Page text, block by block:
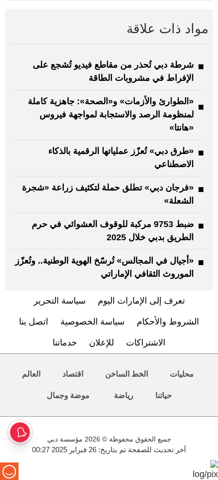
مواد ذات علاقة
شرطة دبي تُحذر من مقاطع فيديو تُشجع على
الإفراط في مشروبات الطاقة
«الطوارئ والأزمات» و«الصحة»: جاهزية كاملة
لمنظومة الرصد والاستجابة لمواجهة فيروس
«هانتا»
«طرق دبي» تُعزّز عملياتها الرقمية بالذكاء
الاصطناعي
«فرجان دبي» تطلق حملة لتكثيف زراعة «شجرة
الشعلة»
ضبط 9753 مركبة للوقوف العشوائي في حرم
الطريق بدبي خلال 2025
«أجيال في المجالس» تُرسّخ الهوية الوطنية.. وتُعزّز
الموروث الثقافي الإماراتي
تعرف إلى الإمارات اليوم سياسة التحرير
الشروط والأحكام سياسة الخصوصية اتصل بنا
الاشتراكات للإعلان خدماتنا
محليات الخط الساخن اقتصاد العالم
حياتنا رياضة موضة وجمال
جميع الحقوق محفوظة © 2026 مؤسسة دبي
آخر تحديث للصفحة تم بتاريخ: 26 فبراير 2025 00:27